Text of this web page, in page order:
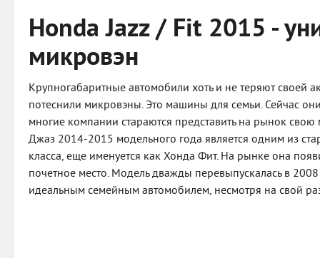
Honda Jazz / Fit 2015 -
микровэн
Крупногабаритные автомобили хоть и не теряют своей
потеснили микровэны. Это машины для семьи. Сейчас
многие компании стараются представить на рынок
Джаз 2014-2015 модельного года является одним из
класса, еще именуется как Хонда Фит. На рынке она
почетное место. Модель дважды перевыпускалась в
идеальным семейным автомобилем, несмотря на свой